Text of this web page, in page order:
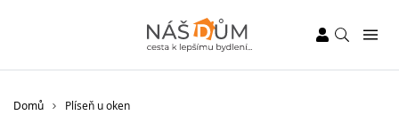
Domů Plíseň u oken